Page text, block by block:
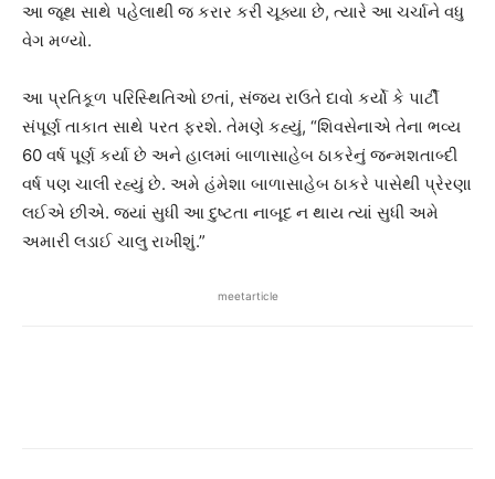
આ જૂથ સાથે પહેલાથી જ કરાર કરી ચૂક્યા છે, ત્યારે આ ચર્ચાને વધુ
વેગ મળ્યો.
આ પ્રતિકૂળ પરિસ્થિતિઓ છતાં, સંજય રાઉતે દાવો કર્યો કે પાર્ટી
સંપૂર્ણ તાકાત સાથે પરત ફરશે. તેમણે કહ્યું, “શિવસેનાએ તેના ભવ્ય
60 વર્ષ પૂર્ણ કર્યા છે અને હાલમાં બાળાસાહેબ ઠાકરેનું જન્મશતાબ્દી
વર્ષ પણ ચાલી રહ્યું છે. અમે હંમેશા બાળાસાહેબ ઠાકરે પાસેથી પ્રેરણા
લઈએ છીએ. જ્યાં સુધી આ દુષ્ટતા નાબૂદ ન થાય ત્યાં સુધી અમે
અમારી લડાઈ ચાલુ રાખીશું.”
meetarticle